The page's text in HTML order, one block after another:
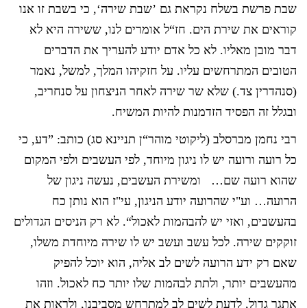
שבת פרשת בשלח נקראת גם ’שבת שירה‘, כי בשבת זו אנו
קוראים את שירת הים. חז“ל אומרים לנו, ששירה היא לא
דבר מובן מאליו. לא כל אדם יודע להעריך את הדברים
הטובים המתרחשים עליו. על חזקיהו המלך, למשל, נאמר
(סנהדרין צד.) שלא שר שירה לאחר הניצחון על סנחריב,
ובגלל זה הפסיד הזדמנות להיות המשיח.
רבי נחמן מברסלב (ליקוטי מוהר“ן תניינא סג) כותב: ”דע, כי
כל רועה ורועה יש לו ניגון מיוחד, לפי העשבים ולפי המקום
שהוא רועה שם… ומשירת העשבים, נעשה ניגון של
הרועה… וע"י שהרועה יודע הניגון, עי"ז הוא נותן כח
בהעשבים, ואזי יש להבהמות לאכול“. לא רק הניסים הגדולים
זוקקים שירה. לכל עשב ועשב יש לו שירה מיוחדת משלו,
שאם רק ידע הרועה לשים לב אליה, הוא יוכל להפיק
מהעשבים יותר, ולתת לבהמות שלו יותר כח לאכול. וזהו
אתגר גדול, לדעת לשים לב למתרחש מסביבנו, ולראות את